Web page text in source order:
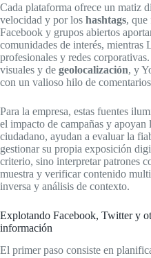
Cada plataforma ofrece un matiz
velocidad y por los hashtags, que
Facebook y grupos abiertos
comunidades de interés,
profesionales y redes
visuales y de geolocalización, y
con un valioso hilo de
Para la empresa, estas fuentes
el impacto de campañas y
ciudadano, ayudan a evaluar la
gestionar su propia exposición
criterio, sino interpretar patrones
muestra y verificar contenido
inversa y análisis de contexto.
Explotando Facebook, Twitter y
información
El primer paso consiste en